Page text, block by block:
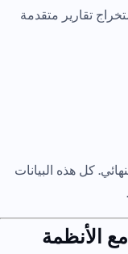
تقارير متقدمة
كل هذه البيانات
الأنظمة